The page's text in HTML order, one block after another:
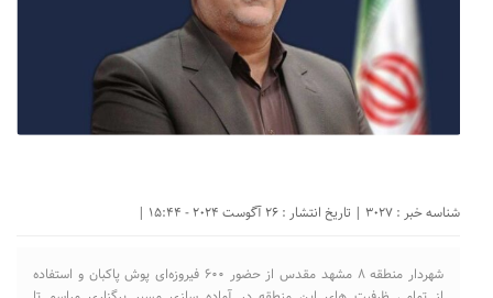
شناسه خبر : 3027 | تاریخ انتشار : 26 آگوست 2024 - 15:44 |
شهردار منطقه ۸ مشهد مقدس از حضور ۶۰۰ فیروزه‌ای پوش پاکبان و استفاده